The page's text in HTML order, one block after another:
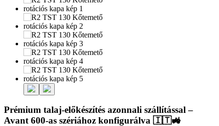
Prémium talaj-előkészítés azonnali szállítással –
Avant 600-as szériához konfigurálva 🇮🇹🚜